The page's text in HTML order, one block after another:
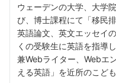
ウェーデンの大学、大学
び、博士課程にて「移民
英語論文、英文エッセイ
くの受験生に英語を指導
兼Webライター、Webエ
える英語」を近所のこど